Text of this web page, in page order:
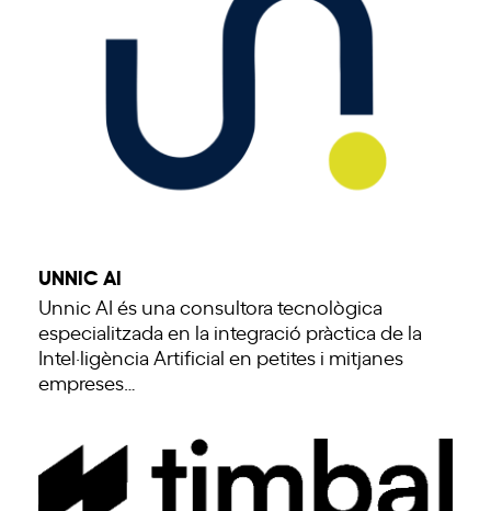
UNNIC AI
Unnic AI és una consultora tecnològica
especialitzada en la integració pràctica de la
Intel·ligència Artificial en petites i mitjanes
empreses…